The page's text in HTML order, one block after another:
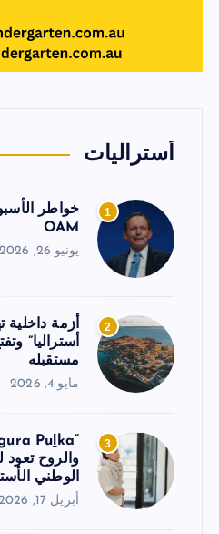
أستراليات
1
خواطر
OAM
يونيو 26, 2026
2
أزمة
أستراليا”
مستقبله
مايو 4, 2026
3
والروح
الوطني
أبريل 17, 2026